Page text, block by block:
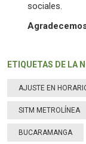
sociales.
ETIQUETAS DE LA
AJUSTE EN
SITM METROLÍNEA
BUCARAMANGA